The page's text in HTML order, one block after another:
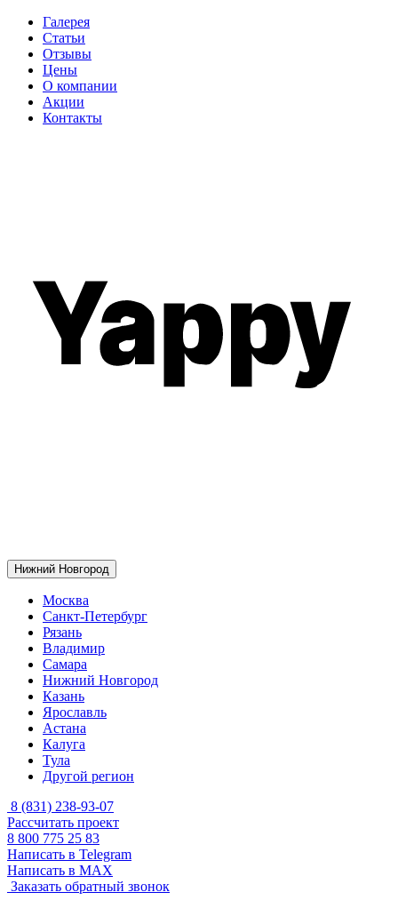
Галерея
Статьи
Отзывы
Цены
О компании
Акции
Контакты
Нижний Новгород
Москва
Санкт-Петербург
Рязань
Владимир
Самара
Нижний Новгород
Казань
Ярославль
Астана
Калуга
Тула
Другой регион
8 (831) 238-93-07
Рассчитать проект
8 800 775 25 83
Написать в Telegram
Написать в MAX
Заказать обратный звонок